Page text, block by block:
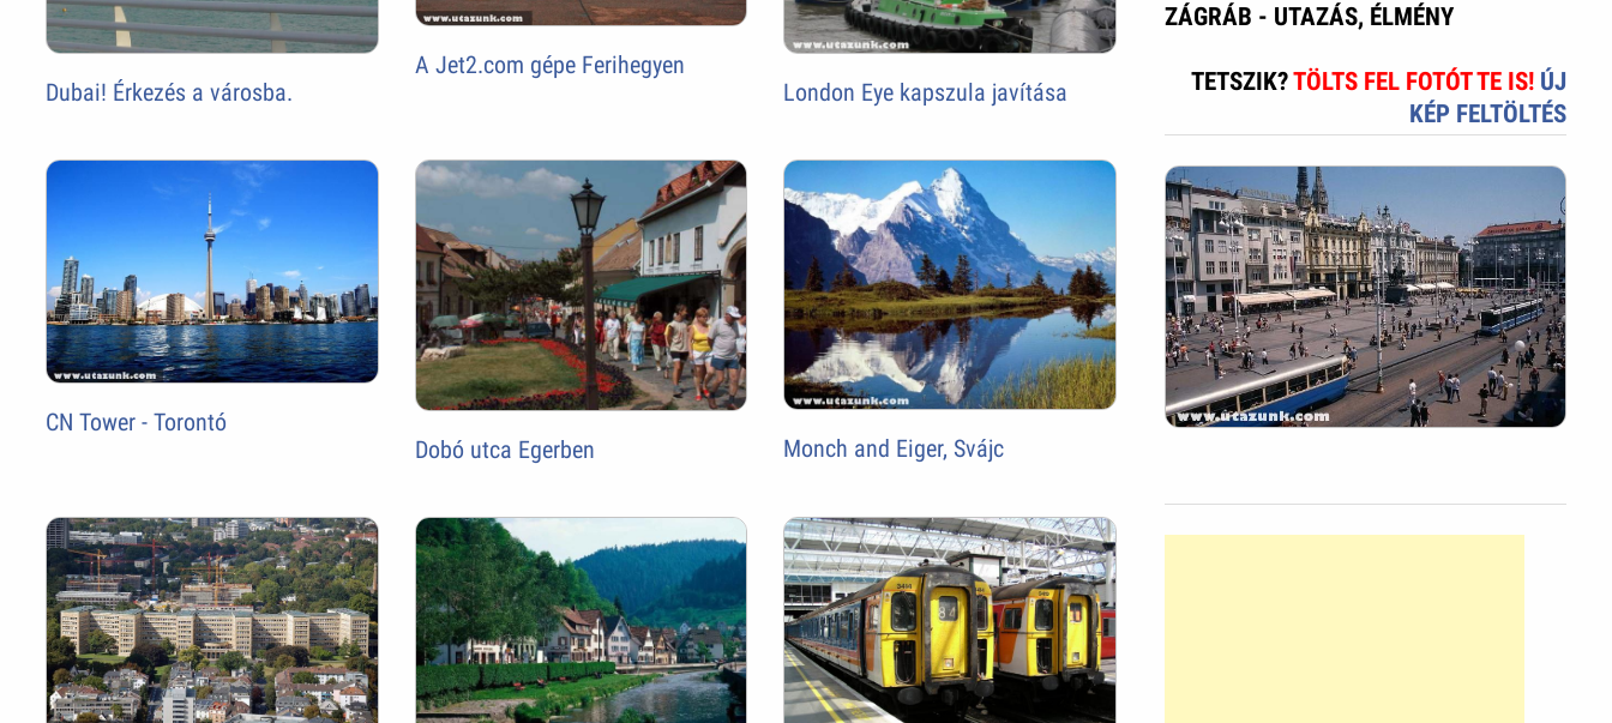
Dubai! Érkezés a városba.
A Jet2.com gépe Ferihegyen
London Eye kapszula javítása
CN Tower - Torontó
Dobó utca Egerben
Monch and Eiger, Svájc
ZÁGRÁB - UTAZÁS, ÉLMÉNY
TETSZIK?TÖLTS FEL FOTÓT TE IS! ÚJ
KÉP FELTÖLTÉS